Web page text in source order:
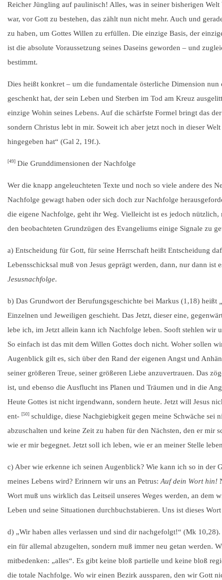
Reicher Jüngling auf paulinisch! Alles, was in seiner bisherigen
war, vor Gott zu bestehen, das zählt nun nicht mehr. Auch und
zu haben, um Gottes Willen zu erfüllen. Die einzige Basis, der
ist die absolute Voraussetzung seines Daseins geworden – und
bestimmt.
Dies heißt konkret – um die fundamentale österliche Dimension
geschenkt hat, der sein Leben und Sterben im Tod am Kreuz
einzige Wohin seines Lebens. Auf die schärfste Formel bringt das
sondern Christus lebt in mir. Soweit ich aber jetzt noch in dieser
hingegeben hat“ (Gal 2, 19f.).
[49] Die Grunddimensionen der Nachfolge
Wer die knapp angeleuchteten Texte und noch so viele andere des
Nachfolge gewagt haben oder sich doch zur Nachfolge
die eigene Nachfolge, geht ihr Weg. Vielleicht ist es jedoch
den beobachteten Grundzügen des Evangeliums einige Signale zu
a) Entscheidung für Gott, für seine Herrschaft heißt Entscheidung
Lebensschicksal muß von Jesus geprägt werden, dann, nur dann
Jesusnachfolge.
b) Das Grundwort der Berufungsgeschichte bei Markus (1,18) heißt
Einzelnen und Jeweiligen geschieht. Das Jetzt, dieser eine,
lebe ich, im Jetzt allein kann ich Nachfolge leben. Sooft stehlen wir
So einfach ist das mit dem Willen Gottes doch nicht. Woher sollen
Augenblick gilt es, sich über den Rand der eigenen Angst und
seiner größeren Treue, seiner größeren Liebe anzuvertrauen. Das
ist, und ebenso die Ausflucht ins Planen und Träumen und in die
Heute Gottes ist nicht irgendwann, sondern heute. Jetzt will Jesus
ent- [50] schuldige, diese Nachgiebigkeit gegen meine Schwäche
abzuschalten und keine Zeit zu haben für den Nächsten, den er mir
wie er mir begegnet. Jetzt soll ich leben, wie er an meiner Stelle
c) Aber wie erkenne ich seinen Augenblick? Wie kann ich so in der
meines Lebens wird? Erinnern wir uns an Petrus:Auf dein Wort hin!
Wort muß uns wirklich das Leitseil unseres Weges werden, an dem
Leben und seine Situationen durchbuchstabieren. Uns ist dieses
d) „Wir haben alles verlassen und sind dir nachgefolgt!“ (Mk
ein für allemal abzugelten, sondern muß immer neu getan werden.
mitbedenken: „alles“. Es gibt keine bloß partielle und keine bloß
die totale Nachfolge. Wo wir einen Bezirk aussparen, den wir Gott